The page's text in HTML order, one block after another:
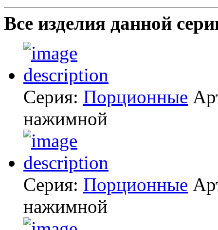
Все изделия данной
Серия: Порционные
нажимной
Серия: Порционные
нажимной